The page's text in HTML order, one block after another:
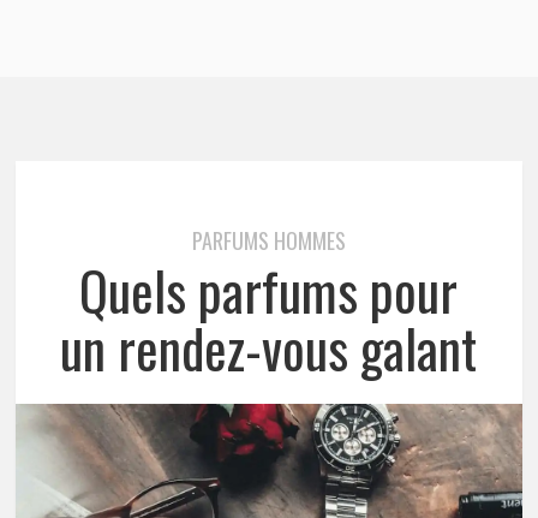
PARFUMS HOMMES
Quels parfums pour
un rendez-vous galant